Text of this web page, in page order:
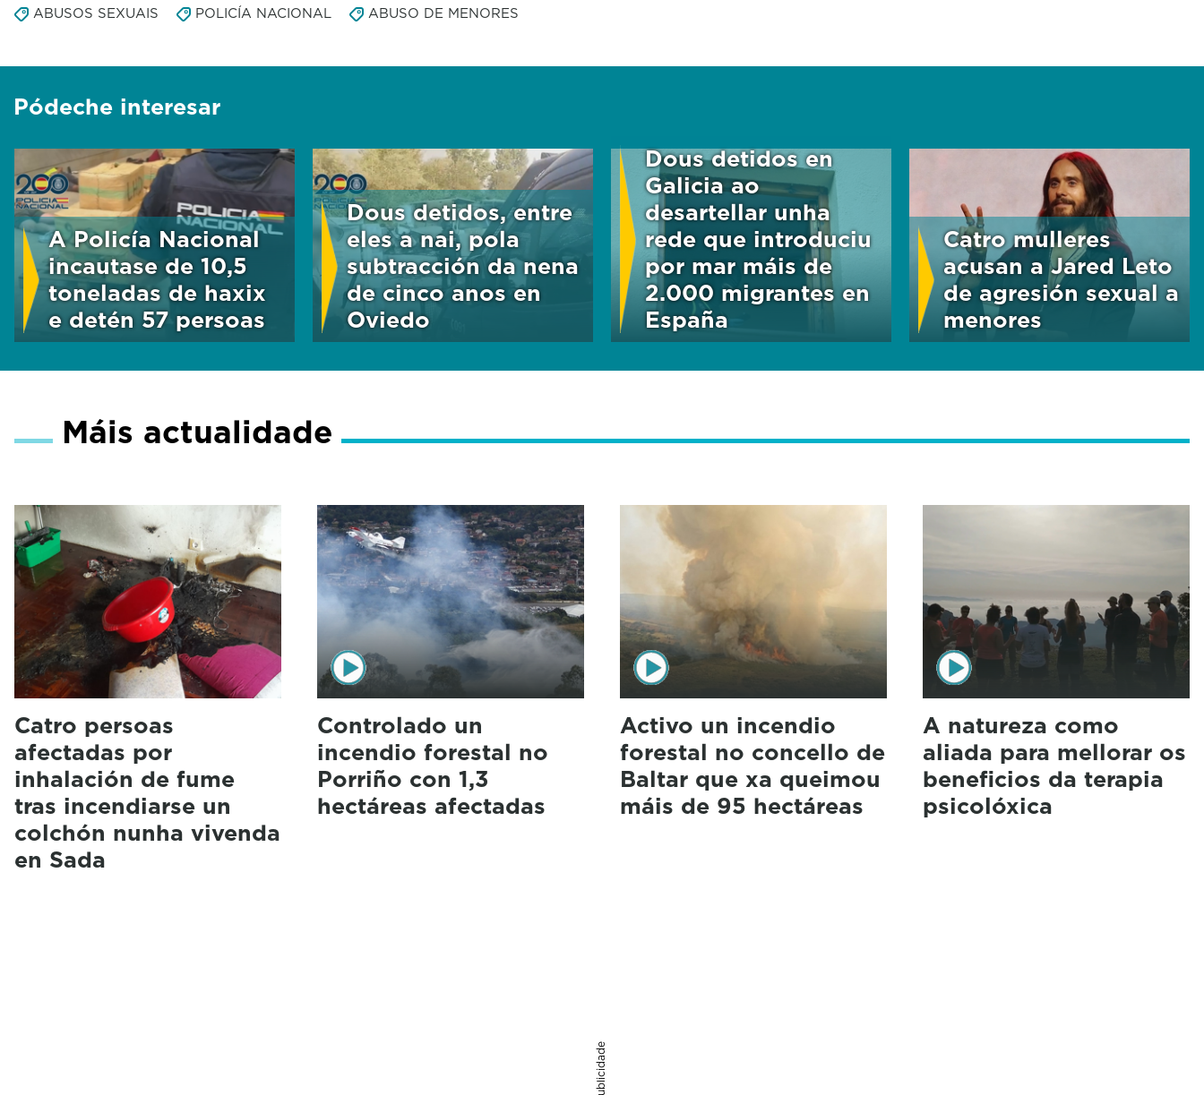
ABUSOS SEXUAIS POLICÍA NACIONAL ABUSO DE MENORES
Pódeche interesar
A Policía Nacional
incautase de 10,5
toneladas de haxix
e detén 57 persoas
Dous detidos, entre
eles a nai, pola
subtracción da nena
de cinco anos en
Oviedo
Dous detidos en
Galicia ao
desartellar unha
rede que introduciu
por mar máis de
2.000 migrantes en
España
Catro mulleres
acusan a Jared Leto
de agresión sexual a
menores
Máis actualidade
Catro persoas
afectadas por
inhalación de fume
tras incendiarse un
colchón nunha vivenda
en Sada
Controlado un
incendio forestal no
Porriño con 1,3
hectáreas afectadas
Activo un incendio
forestal no concello de
Baltar que xa queimou
máis de 95 hectáreas
A natureza como
aliada para mellorar os
beneficios da terapia
psicolóxica
Publicidade